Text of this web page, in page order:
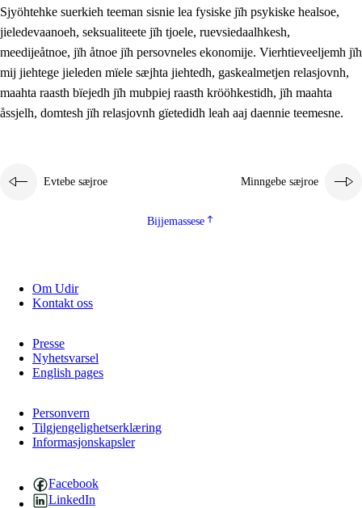
2.2 Maahtoe faagine
2.3 Vihkeles tjiehpiesvoeth
2.4 Lïeredh lïeredh
Dåaresthfaageles teemah
2.5.2 Demokratije jïh meatanårrojevoete
Monnehke evtiedimmie
Sjyöhtehke suerkieh teeman sisnie lea fysiske jïh psykiske healsoe,
jieledevaanoeh, seksualiteete jïh tjoele, ruevsiedaalhkesh,
meedijeåtnoe, jïh åtnoe jïh persovneles ekonomije. Vierhtieveeljemh jïh
mij jiehtege jieleden mïele sæjhta jiehtedh, gaskealmetjen relasjovnh,
maahta raasth bïejedh jïh mubpiej raasth krööhkestidh, jïh maahta
åssjelh, domtesh jïh relasjovnh gïetedidh leah aaj daennie teemesne.
Evtebe sæjroe Minngebe sæjroe
Bijjemassese
Om Udir
Kontakt oss
Presse
Nyhetsvarsel
English pages
Personvern
Tilgjengelighetserklæring
Informasjonskapsler
Facebook
LinkedIn